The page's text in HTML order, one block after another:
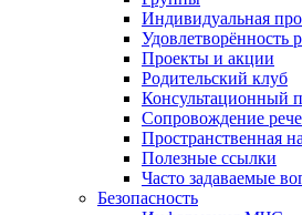
Индивидуальная
Удовлетворённость
Проекты и акции
Родительский клуб
Консультационный
Сопровождение
Пространственная
Полезные ссылки
Часто задаваемые
Безопасность